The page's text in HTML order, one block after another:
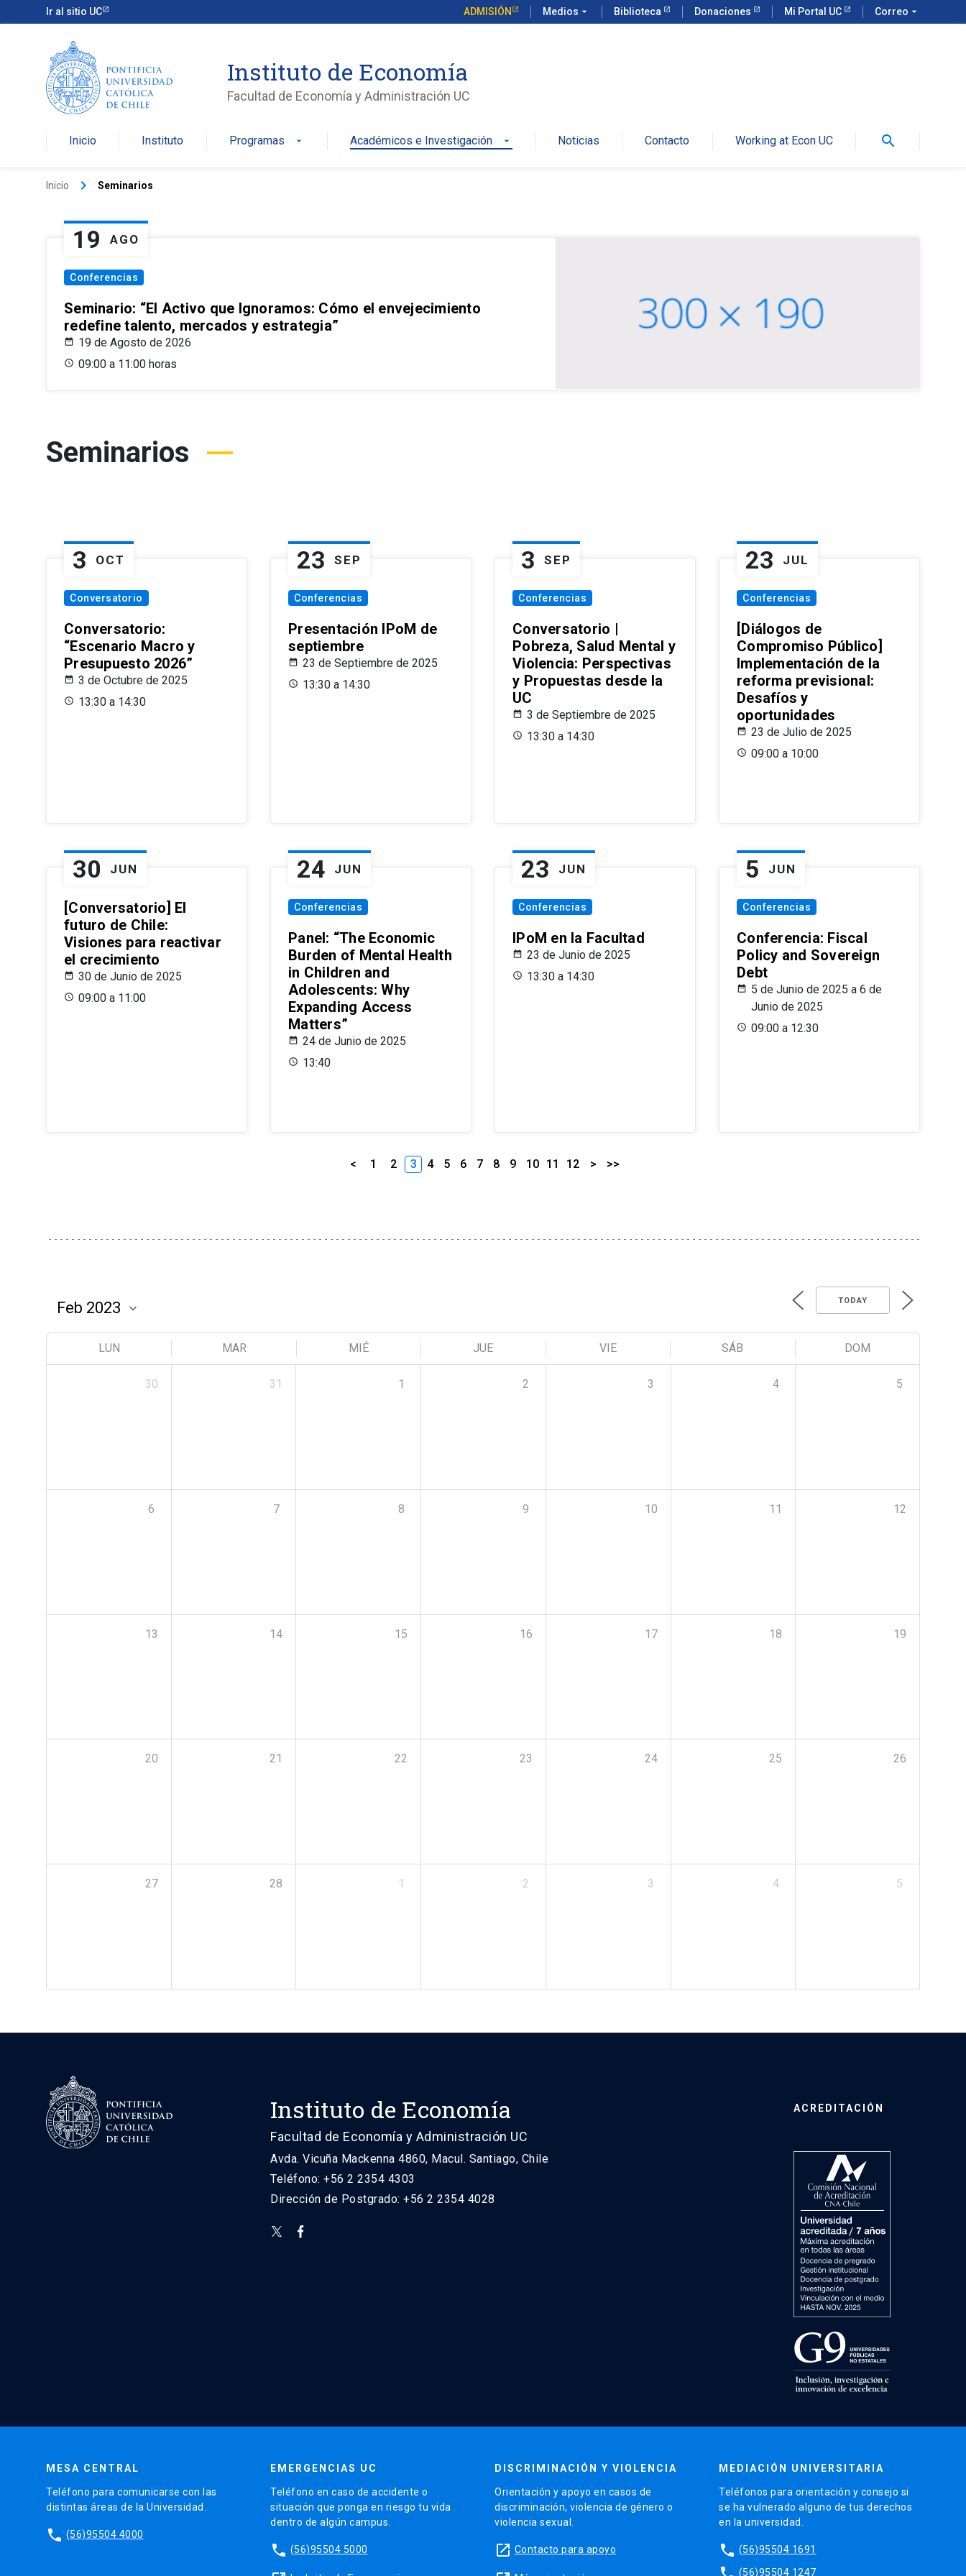
Ir al sitio UC ADMISIÓN Medios arrow_drop_down Biblioteca Donaciones Mi Portal UC Correo arrow_drop_down
Instituto de Economía
Facultad de Economía y Administración UC
Inicio Instituto Programas arrow_drop_down Académicos e Investigación arrow_drop_down Noticias Contacto Working at Econ UC search
Inicio keyboard_arrow_right Seminarios
19 AGO
Conferencias
Seminario: “El Activo que Ignoramos: Cómo el envejecimiento
redefine talento, mercados y estrategia”
19 de Agosto de 2026
09:00 a 11:00 horas
Seminarios
3 OCT
Conversatorio
Conversatorio:
“Escenario Macro y
Presupuesto 2026”
3 de Octubre de 2025
13:30 a 14:30
23 SEP
Conferencias
Presentación IPoM de
septiembre
23 de Septiembre de 2025
13:30 a 14:30
3 SEP
Conferencias
Conversatorio |
Pobreza, Salud Mental y
Violencia: Perspectivas
y Propuestas desde la
UC
3 de Septiembre de 2025
13:30 a 14:30
23 JUL
Conferencias
[Diálogos de
Compromiso Público]
Implementación de la
reforma previsional:
Desafíos y
oportunidades
23 de Julio de 2025
09:00 a 10:00
30 JUN
[Conversatorio] El
futuro de Chile:
Visiones para reactivar
el crecimiento
30 de Junio de 2025
09:00 a 11:00
24 JUN
Conferencias
Panel: “The Economic
Burden of Mental Health
in Children and
Adolescents: Why
Expanding Access
Matters”
24 de Junio de 2025
13:40
23 JUN
Conferencias
IPoM en la Facultad
23 de Junio de 2025
13:30 a 14:30
5 JUN
Conferencias
Conferencia: Fiscal
Policy and Sovereign
Debt
5 de Junio de 2025 a 6 de
Junio de 2025
09:00 a 12:30
< 1 2 3 4 5 6 7 8 9 10 11 12 > >>
TODAY
LUN MAR MIÉ JUE VIE SÁB DOM
30 31 1 2 3 4 5
6 7 8 9 10 11 12
13 14 15 16 17 18 19
20 21 22 23 24 25 26
27 28 1 2 3 4 5
Instituto de Economía
Facultad de Economía y Administración UC
Avda. Vicuña Mackenna 4860, Macul. Santiago, Chile
Teléfono: +56 2 2354 4303
Dirección de Postgrado: +56 2 2354 4028
ACREDITACIÓN
MESA CENTRAL
Teléfono para comunicarse con las
distintas áreas de la Universidad.
phone (56)95504 4000
EMERGENCIAS UC
Teléfono en caso de accidente o
situación que ponga en riesgo tu vida
dentro de algún campus.
phone (56)95504 5000
DISCRIMINACIÓN Y VIOLENCIA
Orientación y apoyo en casos de
discriminación, violencia de género o
violencia sexual.
launch Contacto para apoyo
MEDIACIÓN UNIVERSITARIA
Teléfonos para orientación y consejo si
se ha vulnerado alguno de tus derechos
en la universidad.
phone (56)95504 1691
(56)95504 1247